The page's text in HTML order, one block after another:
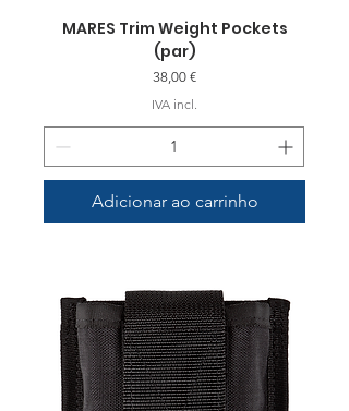
MARES Trim Weight Pockets
(par)
Preço
38,00 €
IVA incl.
Adicionar ao carrinho